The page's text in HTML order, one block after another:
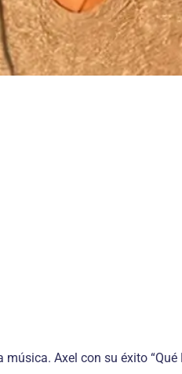
Axel con su éxito “Qué